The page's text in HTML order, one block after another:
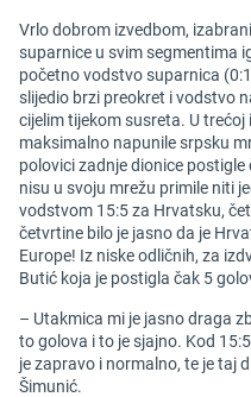
Vrlo dobrom izvedbom,
suparnice u svim segmentima
početno vodstvo suparnica
slijedio brzi preokret i vodstvo
cijelim tijekom susreta. U
maksimalno napunile srpsku
polovici zadnje dionice
nisu u svoju mrežu primile niti
vodstvom 15:5 za Hrvatsku,
četvrtine bilo je jasno da je
Europe! Iz niske odličnih, za
Butić koja je postigla čak 5
– Utakmica mi je jasno draga
to golova i to je sjajno. Kod
je zapravo i normalno, te je taj
Šimunić.